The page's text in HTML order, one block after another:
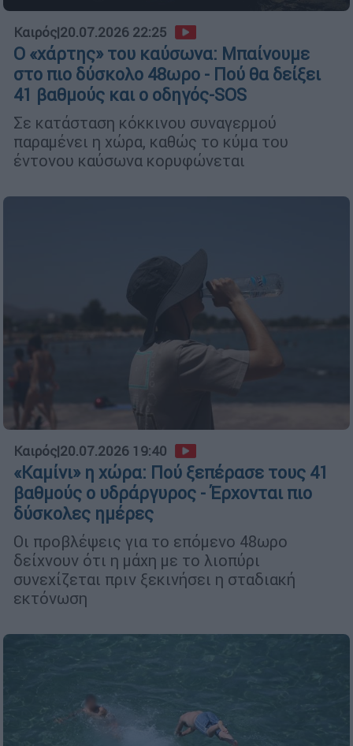
Καιρός|20.07.2026 22:25
Ο «χάρτης» του καύσωνα: Μπαίνουμε
στο πιο δύσκολο 48ωρο - Πού θα δείξει
41 βαθμούς και ο οδηγός-SOS
Σε κατάσταση κόκκινου συναγερμού
παραμένει η χώρα, καθώς το κύμα του
έντονου καύσωνα κορυφώνεται
Καιρός|20.07.2026 19:40
«Καμίνι» η χώρα: Πού ξεπέρασε τους 41
βαθμούς ο υδράργυρος - Έρχονται πιο
δύσκολες ημέρες
Οι προβλέψεις για το επόμενο 48ωρο
δείχνουν ότι η μάχη με το λιοπύρι
συνεχίζεται πριν ξεκινήσει η σταδιακή
εκτόνωση